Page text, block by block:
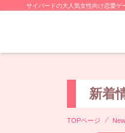
サイバードの大人気女性向け恋愛ゲ
新着
TOPページ